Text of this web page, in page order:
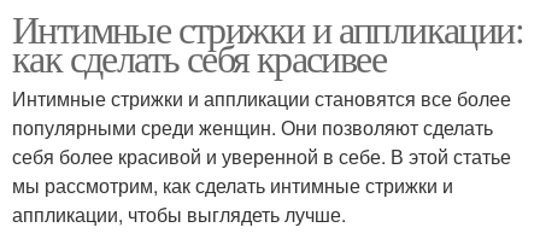
Интимные стрижки и аппликации:
как сделать себя красивее
Интимные стрижки и аппликации становятся все более
популярными среди женщин. Они позволяют сделать
себя более красивой и уверенной в себе. В этой статье
мы рассмотрим, как сделать интимные стрижки и
аппликации, чтобы выглядеть лучше.